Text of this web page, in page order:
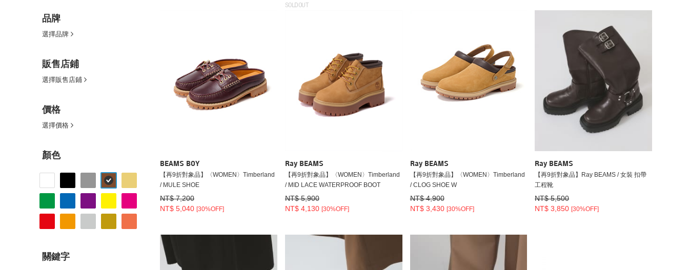
品牌
選擇品牌
販售店鋪
選擇販售店鋪
價格
選擇價格
顏色
關鍵字
BEAMS BOY
【再9折對象品】〈WOMEN〉Timberland
/ MULE SHOE
NT$ 7,200
NT$ 5,040 [30%OFF]
SOLDOUT
Ray BEAMS
【再9折對象品】〈WOMEN〉Timberland
/ MID LACE WATERPROOF BOOT
NT$ 5,900
NT$ 4,130 [30%OFF]
Ray BEAMS
【再9折對象品】〈WOMEN〉Timberland
/ CLOG SHOE W
NT$ 4,900
NT$ 3,430 [30%OFF]
Ray BEAMS
【再9折對象品】Ray BEAMS / 女裝 扣帶
工程靴
NT$ 5,500
NT$ 3,850[30%OFF]